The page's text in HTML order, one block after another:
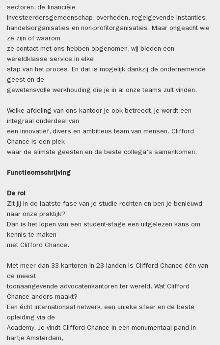
sectoren, de financiële
investeerdersgemeenschap, overheden, regelgevende instanties,
handelsorganisaties en non-profitorganisaties. Maar ongeacht wie
ze zijn of waarom
ze contact met ons hebben opgenomen, wij bieden een
wereldklasse service in elke
stap van het proces. En dat is mogelijk dankzij de ondernemende
geest en de
gewetensvolle werkhouding die je in al onze teams zult vinden.
Welke afdeling van ons kantoor je ook betreedt, je wordt een
integraal onderdeel van
een innovatief, divers en ambitieus team van mensen. Clifford
Chance is een plek
waar de slimste geesten en de beste collega's samenkomen.
Functieomschrijving
De rol
Zit jij in de laatste fase van je studie rechten en ben je benieuwd
naar onze praktijk?
Dan is het lopen van een student-stage een uitgelezen kans om
kennis te maken
met Clifford Chance.
Met meer dan 33 kantoren in 23 landen is Clifford Chance één van
de meest
toonaangevende advocatenkantoren ter wereld. Wat Clifford
Chance anders maakt?
Een écht internationaal netwerk, een unieke sfeer en de beste
opleiding via de
Academy. Je vindt Clifford Chance in een monumentaal pand in
hartje Amsterdam,